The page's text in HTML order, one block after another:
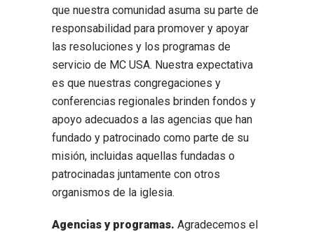
que nuestra comunidad asuma su parte de
responsabilidad para promover y apoyar
las resoluciones y los programas de
servicio de MC USA. Nuestra expectativa
es que nuestras congregaciones y
conferencias regionales brinden fondos y
apoyo adecuados a las agencias que han
fundado y patrocinado como parte de su
misión, incluidas aquellas fundadas o
patrocinadas juntamente con otros
organismos de la iglesia.
Agencias y programas. Agradecemos el